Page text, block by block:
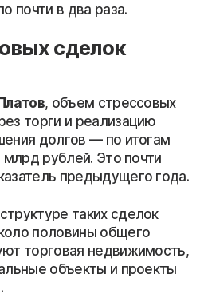
почти в два раза.
сделок
, объем стрессовых
торги и реализацию
долгов — по итогам
млрд рублей. Это почти
предыдущего года.
таких сделок
половины общего
торговая недвижимость,
объекты и проекты